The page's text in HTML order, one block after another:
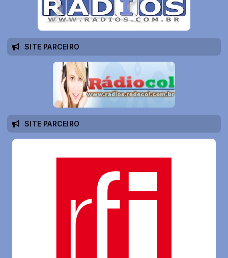
SITE PARCEIRO
SITE PARCEIRO